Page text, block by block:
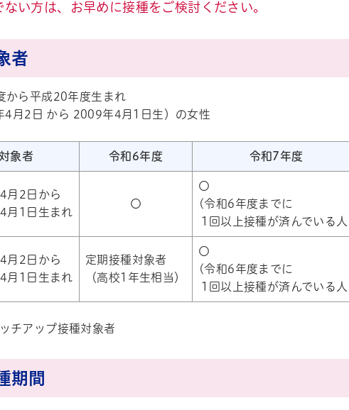
ない方は、お早めに接種をご検討ください。
者
から平成20年度生まれ
4月2日 から 2009年4月1日生）の女性
象者 令和6年度 令和7年度
月2日から
月1日生まれ
〇
〇
(令和6年度までに
1回以上接種が済んでいる
月2日から
月1日生まれ
定期接種対象者
（高校1年生相当）
〇
(令和6年度までに
1回以上接種が済んでいる
チアップ接種対象者
期間